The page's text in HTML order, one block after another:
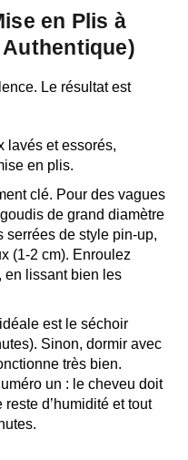
en Plis à
Authentique)
Le résultat est
lavés et essorés,
en plis.
clé. Pour des vagues
de grand diamètre
serrées de style pin-up,
(1-2 cm). Enroulez
en lissant bien les
est le séchoir
Sinon, dormir avec
très bien.
un : le cheveu doit
d’humidité et tout